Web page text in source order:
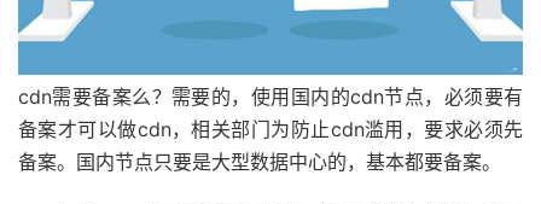
cdn需要备案么？需要的，使用国内的cdn节点，必须要有
备案才可以做cdn，相关部门为防止cdn滥用，要求必须先
备案。国内节点只要是大型数据中心的，基本都要备案。